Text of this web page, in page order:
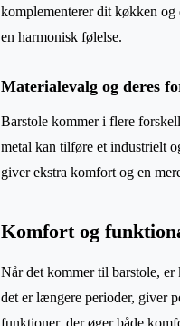
komplementerer dit køkken
en harmonisk følelse.
Materialevalg og deres
Barstole kommer i flere
metal kan tilføre et industrielt
giver ekstra komfort og en
Komfort og
Når det kommer til barstole,
det er længere perioder, giver
funktioner, der øger både